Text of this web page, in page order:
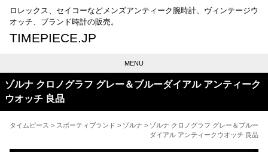
ロレックス、セイコーなどメンズアンティーク腕時計、ヴィンテージウ
オッチ、ブランド時計の販売。
TIMEPIECE.JP
MENU
ゾルナ クロノグラフ グレー＆ブルーダイアル アンティーク
ウオッチ 良品
タイムピース > スポーティブランド > ゾルナ > ゾルナ クロノグラフ グレー＆ブルー
ダイアル アンティークウオッチ 良品